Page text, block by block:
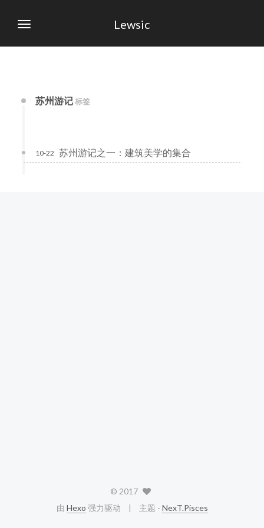
Lewsic
苏州游记标签
苏州游记之一：建筑美学的集合
10-22
© 2017
由 Hexo 强力驱动 主题 - NexT.Pisces